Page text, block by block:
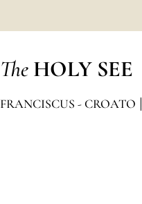
The HOLY SEE
FRANCISCUS - CROATO